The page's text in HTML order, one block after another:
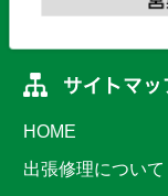
HOME
出張修理について